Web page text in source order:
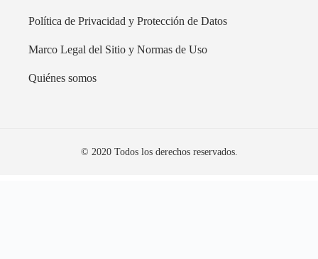
Política de Privacidad y Protección de Datos
Marco Legal del Sitio y Normas de Uso
Quiénes somos
© 2020 Todos los derechos reservados.